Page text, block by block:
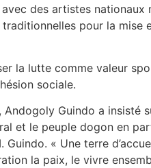
des artistes
pour la mise
la lutte comme valeur
sociale.
Guindo a insisté
et le peuple dogon en
« Une terre
la paix, le vivre